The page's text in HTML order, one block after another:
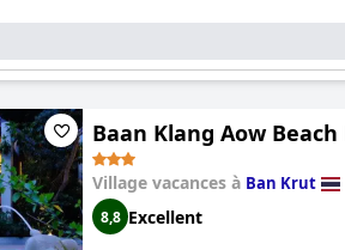
Baan Klang Aow
Village vacances à Ban Krut
8,8 Excellent